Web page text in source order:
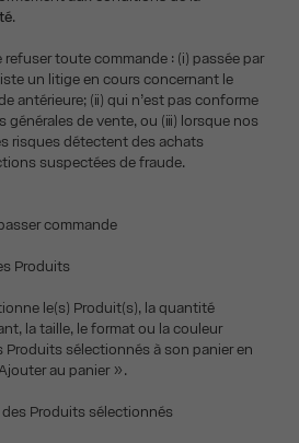
.
toute commande : (i) passée par
un litige en cours concernant le
antérieure; (ii) qui n’est pas conforme
de vente, ou (iii) lorsque nos
risques détectent des achats
suspectées de fraude.
commande
Produits
le(s) Produit(s), la quantité
la taille, le format ou la couleur
sélectionnés à son panier en
au panier ».
Produits sélectionnés